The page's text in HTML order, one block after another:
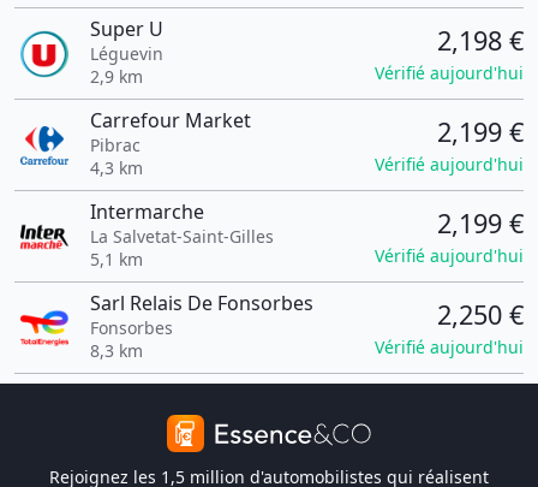
Super U
Léguevin
2,9 km
2,198 €
Vérifié aujourd'hui
Carrefour Market
Pibrac
4,3 km
2,199 €
Vérifié aujourd'hui
Intermarche
La Salvetat-Saint-Gilles
5,1 km
2,199 €
Vérifié aujourd'hui
Sarl Relais De Fonsorbes
Fonsorbes
8,3 km
2,250 €
Vérifié aujourd'hui
Rejoignez les 1,5 million d'automobilistes qui réalisent